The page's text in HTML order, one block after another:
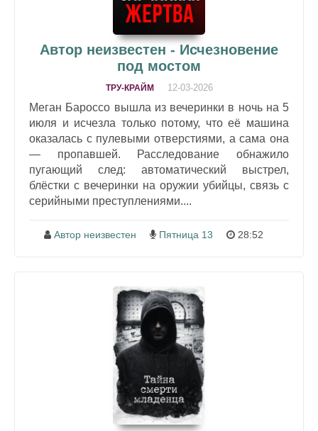
Автор неизвестен - Исчезновение
под мостом
ТРУ-КРАЙМ 12-03-2026
Меган Бароссо вышла из вечеринки в ночь на 5
июля и исчезла только потому, что её машина
оказалась с пулевыми отверстиями, а сама она
— пропавшей. Расследование обнажило
пугающий след: автоматический выстрел,
блёстки с вечеринки на оружии убийцы, связь с
серийными преступлениями....
Автор неизвестен Пятница 13 28:52